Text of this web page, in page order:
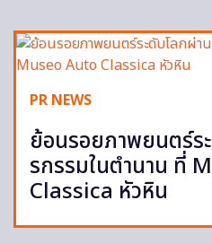
PR NEWS
ย้อนรอยภาพยนตร์ร
รกรรมในตำนาน ที่
Classica หัวหิน